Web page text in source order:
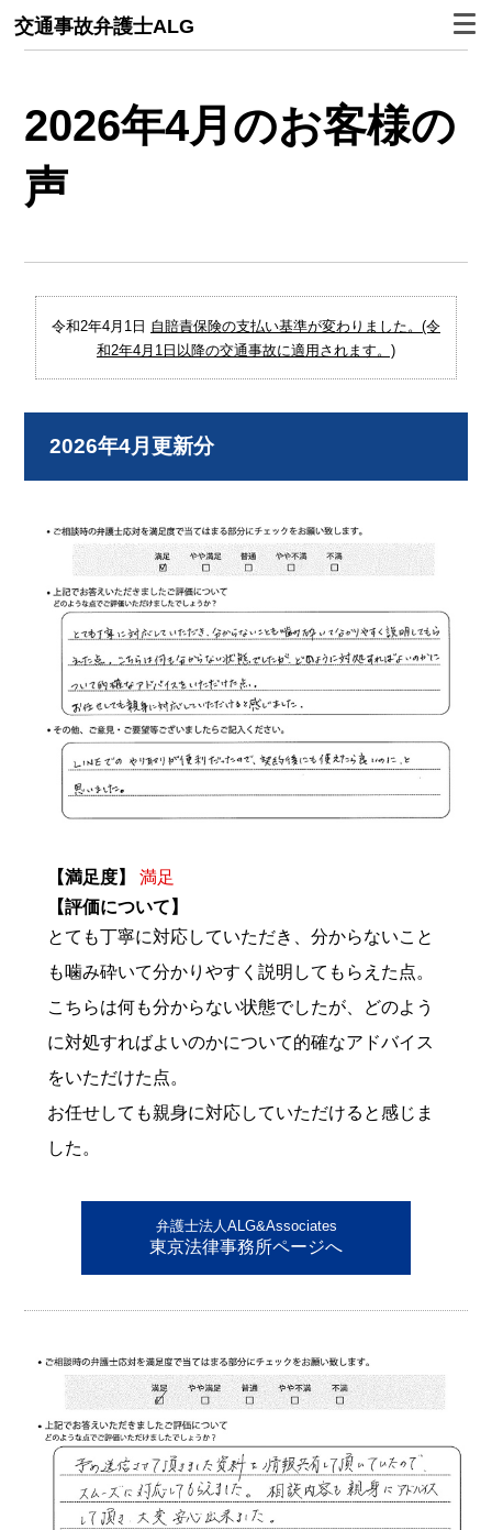
交通事故弁護士ALG
2026年4月のお客様の
声
令和2年4月1日 自賠責保険の支払い基準が変わりました。(令
和2年4月1日以降の交通事故に適用されます。)
2026年4月更新分
【満足度】
満足
【評価について】
とても丁寧に対応していただき、分からないこと
も噛み砕いて分かりやすく説明してもらえた点。
こちらは何も分からない状態でしたが、どのよう
に対処すればよいのかについて的確なアドバイス
をいただけた点。
お任せしても親身に対応していただけると感じま
した。
弁護士法人ALG&Associates
東京法律事務所ページへ